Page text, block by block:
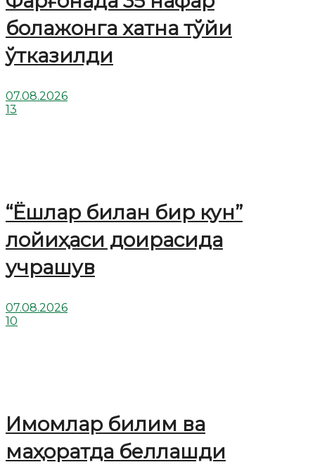
болажонга хатна тўйи
ўтказилди
07.08.2026
13
“Ёшлар билан бир кун”
лойиҳаси доирасида
учрашув
07.08.2026
10
Имомлар билим ва
маҳоратда беллашди